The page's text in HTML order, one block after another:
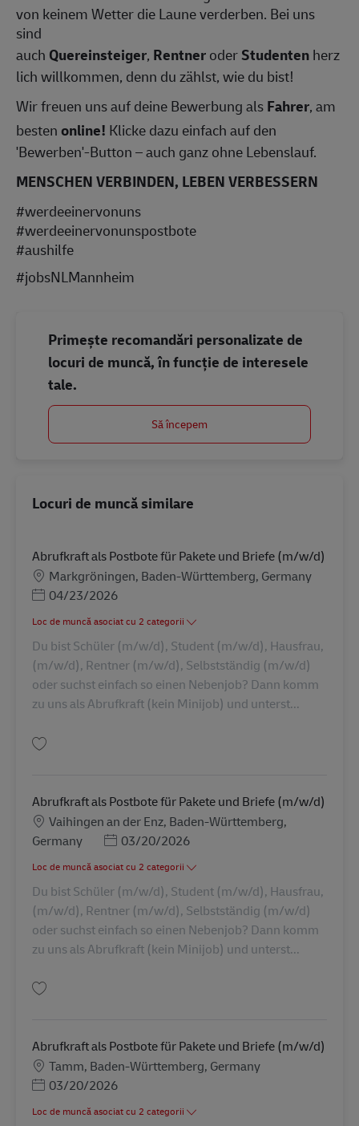
von keinem Wetter die Laune verderben. Bei uns
sind
auch Quereinsteiger, RentneroderStudentenherz
lich willkommen, denn du zählst, wie du bist!
Wir freuen uns auf deine Bewerbung alsFahrer, am
bestenonline! Klicke dazu einfach auf den
'Bewerben'-Button – auch ganz ohne Lebenslauf.
MENSCHEN VERBINDEN, LEBEN VERBESSERN
#werdeeinervonuns
#werdeeinervonunspostbote
#aushilfe
#jobsNLMannheim
Primește recomandări personalizate de
locuri de muncă, în funcție de interesele
tale.
Să începem
Locuri de muncă similare
Abrufkraft als Postbote für Pakete und Briefe (m/w/d)
Locație
Markgröningen, Baden-Württemberg, Germany
Posted Date
04/23/2026
Loc de muncă asociat cu 2 categorii
Du bist Schüler (m/w/d), Student (m/w/d), Hausfrau,
(m/w/d), Rentner (m/w/d), Selbstständig (m/w/d)
oder suchst einfach so einen Nebenjob? Dann komm
zu uns als Abrufkraft (kein Minijob) und unterst...
Abrufkraft als Postbote für Pakete und Briefe (m/w/d)
Locație
Vaihingen an der Enz, Baden-Württemberg,
Germany
Posted Date
03/20/2026
Loc de muncă asociat cu 2 categorii
Du bist Schüler (m/w/d), Student (m/w/d), Hausfrau,
(m/w/d), Rentner (m/w/d), Selbstständig (m/w/d)
oder suchst einfach so einen Nebenjob? Dann komm
zu uns als Abrufkraft (kein Minijob) und unterst...
Abrufkraft als Postbote für Pakete und Briefe (m/w/d)
Locație
Tamm, Baden-Württemberg, Germany
Posted Date
03/20/2026
Loc de muncă asociat cu 2 categorii